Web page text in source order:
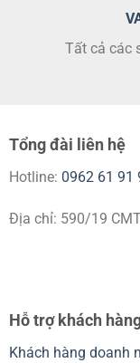
Tất cả các
Tổng đài liên hệ
Hotline: 0962 61 91
Địa chỉ: 590/19
Hỗ trợ khách
Khách hàng doanh